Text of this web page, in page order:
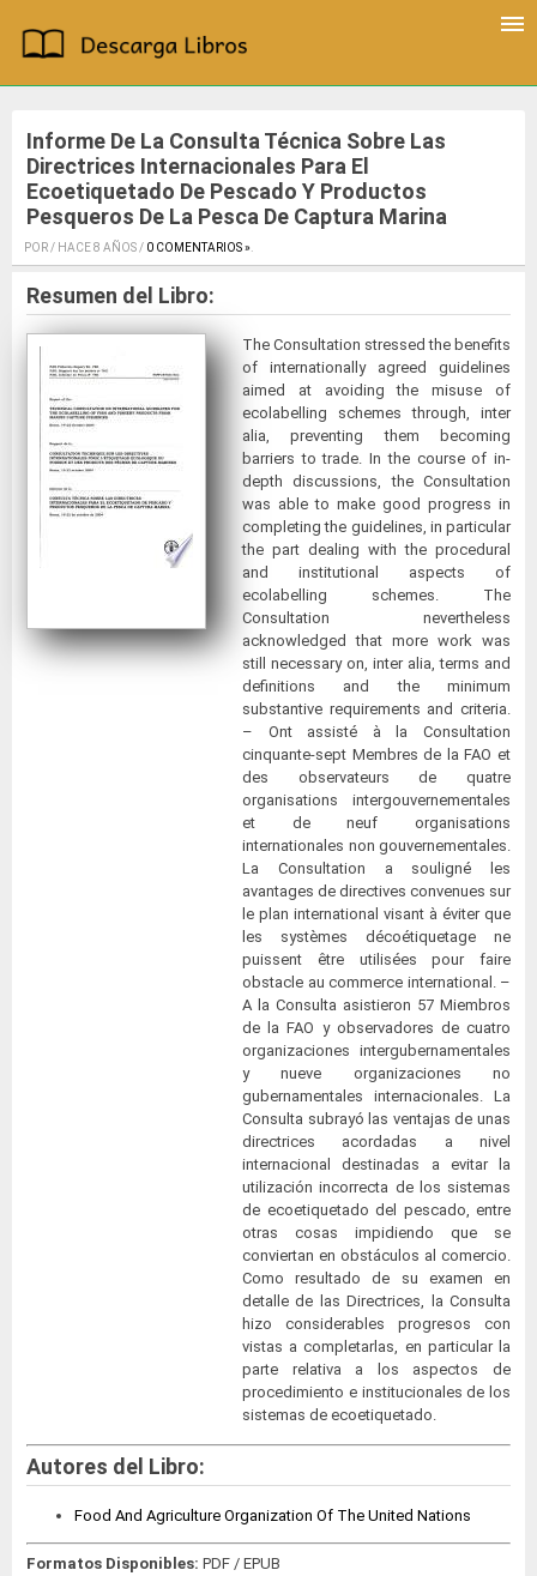
Informe De La Consulta Técnica Sobre Las
Directrices Internacionales Para El
Ecoetiquetado De Pescado Y Productos
Pesqueros De La Pesca De Captura Marina
POR / HACE 8 AÑOS / 0 COMENTARIOS ».
Resumen del Libro:
The Consultation stressed the benefits
of internationally agreed guidelines
aimed at avoiding the misuse of
ecolabelling schemes through, inter
alia, preventing them becoming
barriers to trade. In the course of in-
depth discussions, the Consultation
was able to make good progress in
completing the guidelines, in particular
the part dealing with the procedural
and institutional aspects of
ecolabelling schemes. The
Consultation nevertheless
acknowledged that more work was
still necessary on, inter alia, terms and
definitions and the minimum
substantive requirements and criteria.
– Ont assisté à la Consultation
cinquante-sept Membres de la FAO et
des observateurs de quatre
organisations intergouvernementales
et de neuf organisations
internationales non gouvernementales.
La Consultation a souligné les
avantages de directives convenues sur
le plan international visant à éviter que
les systèmes décoétiquetage ne
puissent être utilisées pour faire
obstacle au commerce international. –
A la Consulta asistieron 57 Miembros
de la FAO y observadores de cuatro
organizaciones intergubernamentales
y nueve organizaciones no
gubernamentales internacionales. La
Consulta subrayó las ventajas de unas
directrices acordadas a nivel
internacional destinadas a evitar la
utilización incorrecta de los sistemas
de ecoetiquetado del pescado, entre
otras cosas impidiendo que se
conviertan en obstáculos al comercio.
Como resultado de su examen en
detalle de las Directrices, la Consulta
hizo considerables progresos con
vistas a completarlas, en particular la
parte relativa a los aspectos de
procedimiento e institucionales de los
sistemas de ecoetiquetado.
Autores del Libro:
Food And Agriculture Organization Of The United Nations
Formatos Disponibles: PDF / EPUB